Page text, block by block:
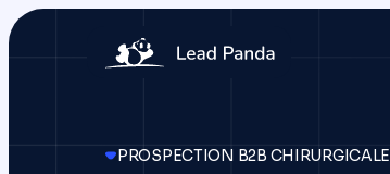
PROSPECTION B2B CHIRURGICALE